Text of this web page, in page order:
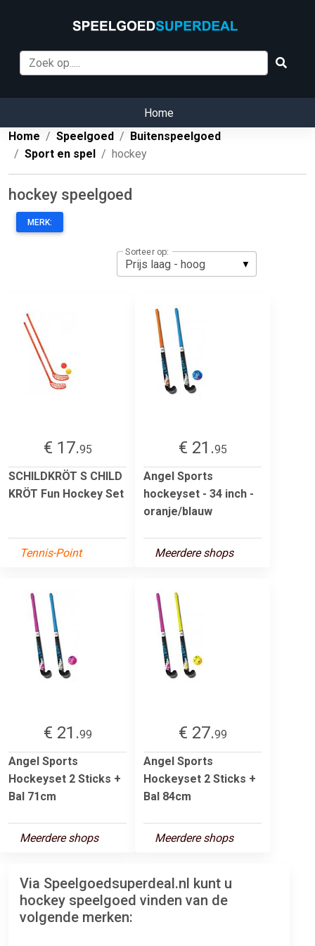
Home
Home
Speelgoed
Buitenspeelgoed
Sport en spel
hockey
hockey speelgoed
MERK:
Sorteer op:
€ 17.95
SCHILDKRÖT S CHILD
KRÖT Fun Hockey Set
Tennis-Point
€ 21.95
Angel Sports
hockeyset - 34 inch -
oranje/blauw
Meerdere shops
€ 21.99
Angel Sports
Hockeyset 2 Sticks +
Bal 71cm
Meerdere shops
€ 27.99
Angel Sports
Hockeyset 2 Sticks +
Bal 84cm
Meerdere shops
Via Speelgoedsuperdeal.nl kunt u
hockey speelgoed vinden van de
volgende merken: